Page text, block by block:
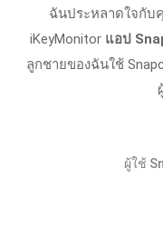
ฉันประหลาดใจกับ
iKeyMonitor แอป
ลูกชายของฉันใช้
ผู้ใช้